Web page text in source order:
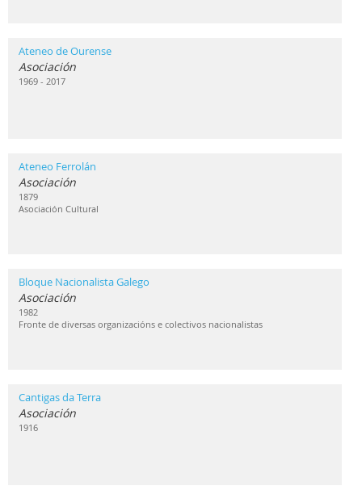
Ateneo de Ourense
Asociación
1969 - 2017
Ateneo Ferrolán
Asociación
1879
Asociación Cultural
Bloque Nacionalista Galego
Asociación
1982
Fronte de diversas organizacións e colectivos nacionalistas
Cantigas da Terra
Asociación
1916